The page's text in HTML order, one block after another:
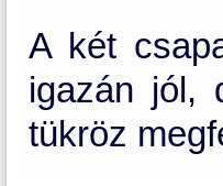
A két
igazán jól,
tükröz